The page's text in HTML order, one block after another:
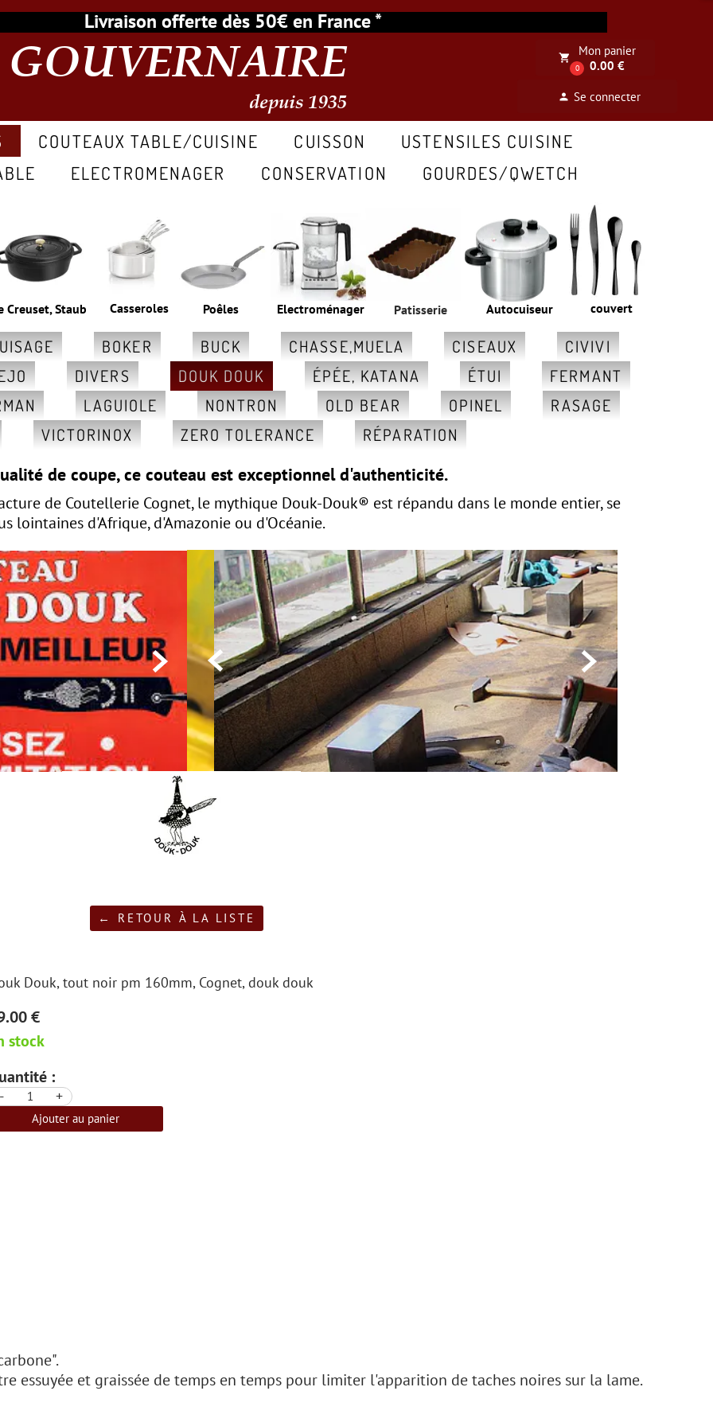
GOUVERNAIRE
depuis 1935
BOKER BUCK CHASSE,MUELA CISEAUX
CIVIVI
DIVERS DOUK DOUK ÉPÉE, KATANA ÉTUI
FERMANT
LAGUIOLE NONTRON OLD BEAR OPINEL
RASAGE
VICTORINOX ZERO TOLERANCE RÉPARATION
person Se connecter
couvert
Creuset, Staub Electroménager
Poêles
Casseroles
COUTEAUX TABLE/CUISINE CUISSON
USTENSILES CUISINE
ELECTROMENAGER CONSERVATION GOURDES/QWETCH
local_grocery_store
0
Mon panier
0.00 €
Livraison offerte dès 50€ en France *
Patisserie Autocuiseur
de coupe, ce couteau est exceptionnel d'authenticité.
de Coutellerie Cognet, le mythique Douk-Douk® est répandu dans le monde entier, se
lointaines d'Afrique, d'Amazonie ou d'Océanie.
 

← RETOUR À LA LISTE
Douk, tout noir pm 160mm, Cognet, douk douk
€
stock
:
- +
Ajouter au panier
essuyée et graissée de temps en temps pour limiter l'apparition de taches noires sur la lame.